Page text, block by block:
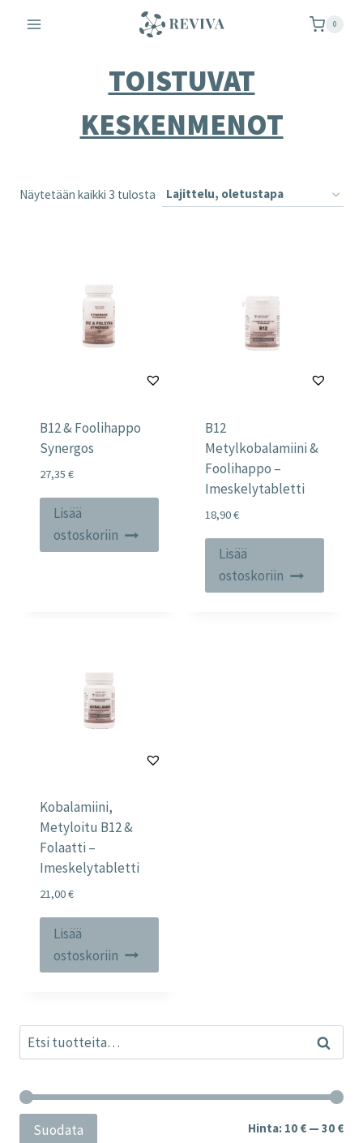
sisältöön
0
TOISTUVAT
KESKENMENOT
Näytetään kaikki 3 tulosta
B12 & Foolihappo
Synergos
27,35 €
Lisää
ostoskoriin
B12
Metylkobalamiini &
Foolihappo –
Imeskelytabletti
18,90€
Lisää
ostoskoriin
Kobalamiini,
Metyloitu B12 &
Folaatti –
Imeskelytabletti
21,00€
Lisää
ostoskoriin
Etsi: Haku
Suodata Hinta: 10 € — 30 €